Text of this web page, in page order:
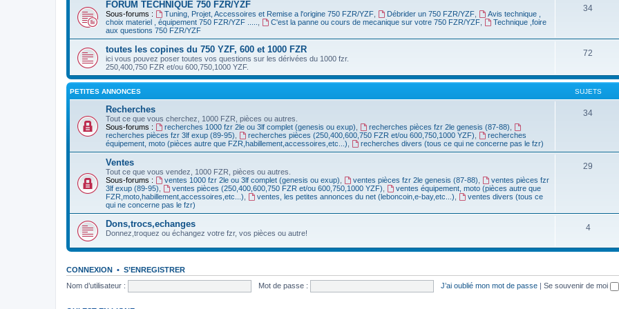
FORUM TECHNIQUE 750 FZR/YZF
Sous-forums : Tuning, Projet, Accessoires et Remise a l'origine 750 FZR/YZF, Débrider un 750 FZR/YZF,
Avis technique ,
choix materiel , équipement 750 FZR/YZF .....
C'est la panne ou cours de mecanique sur votre 750 FZR/YZF,
Technique ,foire
aux questions 750 FZR/YZF
34
toutes les copines du 750 YZF, 600 et 1000 FZR
ici vous pouvez poser toutes vos questions sur les dérivées du 1000 fzr.
250,400,750 FZR et/ou 600,750,1000 YZF.
72
PETITES ANNONCES SUJETS
Recherches
Tout ce que vous cherchez, 1000 FZR, pièces ou autres.
Sous-forums :
recherches 1000 fzr 2le ou 3lf complet (genesis ou exup) recherches pièces fzr 2le genesis (87-88)
recherches pièces fzr 3lf exup (89-95)
recherches pièces (250,400,600,750 FZR et/ou 600,750,1000 YZF)
recherches
équipement, moto (pièces autre que FZR,habillement,accessoires,etc...)
recherches divers (tous ce qui ne concerne pas le fzr)
34
Ventes
Tout ce que vous vendez, 1000 FZR, pièces ou autres.
Sous-forums :
ventes 1000 fzr 2le ou 3lf complet (genesis ou exup) ventes pièces fzr 2le genesis (87-88)
ventes pièces fzr
3lf exup (89-95)
ventes pièces (250,400,600,750 FZR et/ou 600,750,1000 YZF)
ventes équipement, moto (pièces autre que
FZR,moto,habillement,accessoires,etc...)
ventes, les petites annonces du net (leboncoin,e-bay,etc...)
ventes divers (tous ce
qui ne concerne pas le fzr)
29
Dons,trocs,echanges
Donnez,troquez ou échangez votre fzr, vos pièces ou autre!
4
CONNEXION • S’ENREGISTRER
Nom d’utilisateur :
Mot de passe : J’ai oublié mon mot de passe | Se souvenir de moi